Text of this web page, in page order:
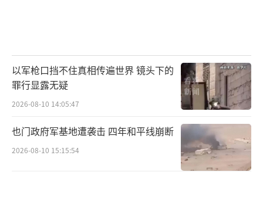
以军枪口挡不住真相传遍世界 镜头下的
罪行显露无疑
2026-08-10 14:05:47
也门政府军基地遭袭击 四年和平线崩断
2026-08-10 15:15:54